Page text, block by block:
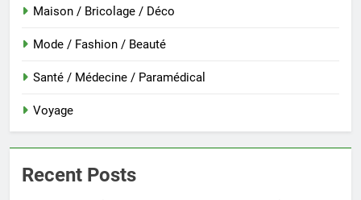
Maison / Bricolage / Déco
Mode / Fashion / Beauté
Santé / Médecine / Paramédical
Voyage
Recent Posts